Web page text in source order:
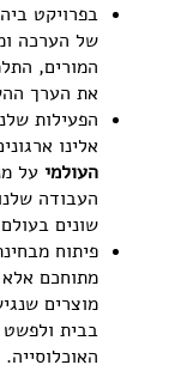
בפרויקט
של הערכה
המורים,
את הערך
הפעילות
אלינו
העולמי על
העבודה
שונים
פיתוח
מתוחכם
מוצרים
בבית
האוכלוסייה.